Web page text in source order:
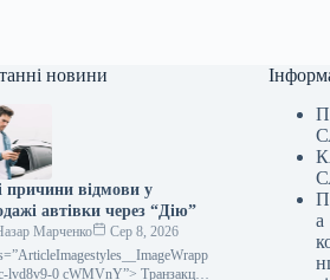
новини
причини відмови у
автівки через “Дію”
Марченко
Сер 8, 2026
lvd8v9-0 cWMVnY”> Транзакції
а